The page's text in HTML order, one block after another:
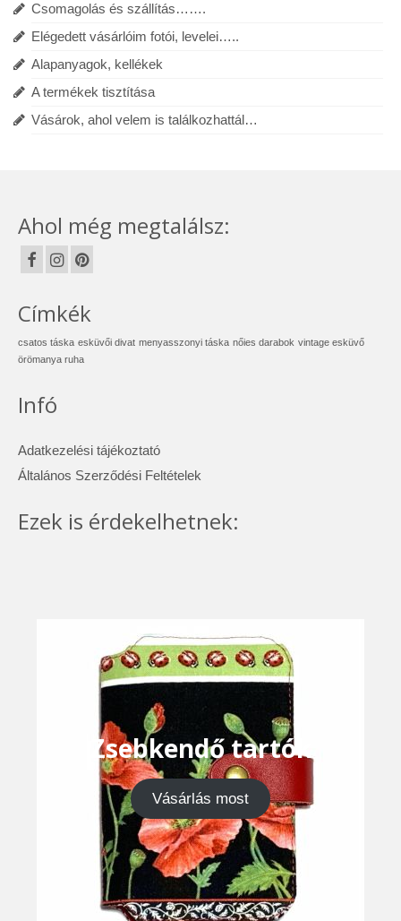
Csomagolás és szállítás…….
Elégedett vásárlóim fotói, levelei…..
Alapanyagok, kellékek
A termékek tisztítása
Vásárok, ahol velem is találkozhattál…
Ahol még megtalálsz:
Címkék
csatos táska esküvői divat menyasszonyi táska nőies darabok vintage esküvő
örömanya ruha
Infó
Adatkezelési tájékoztató
Általános Szerződési Feltételek
Ezek is érdekelhetnek:
Zsebkendő tartók
Vásárlás most